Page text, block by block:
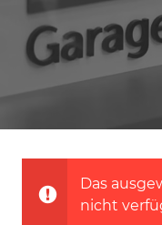
Das
nicht